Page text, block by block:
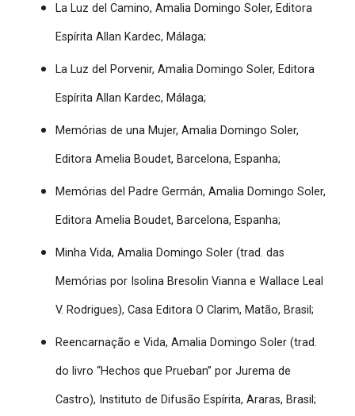
La Luz del Camino, Amalia Domingo Soler, Editora
Espírita Allan Kardec, Málaga;
La Luz del Porvenir, Amalia Domingo Soler, Editora
Espírita Allan Kardec, Málaga;
Memórias de una Mujer, Amalia Domingo Soler,
Editora Amelia Boudet, Barcelona, Espanha;
Memórias del Padre Germán, Amalia Domingo Soler,
Editora Amelia Boudet, Barcelona, Espanha;
Minha Vida, Amalia Domingo Soler (trad. das
Memórias por Isolina Bresolin Vianna e Wallace Leal
V. Rodrigues), Casa Editora O Clarim, Matão, Brasil;
Reencarnação e Vida, Amalia Domingo Soler (trad.
do livro “Hechos que Prueban” por Jurema de
Castro), Instituto de Difusão Espírita, Araras, Brasil;